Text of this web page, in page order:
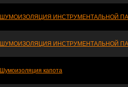
ШУМОИЗОЛЯЦИЯ ИНСТРУМЕНТАЛЬНОЙ
ШУМОИЗОЛЯЦИЯ ИНСТРУМЕНТАЛЬНОЙ
Шумоизоляция капота